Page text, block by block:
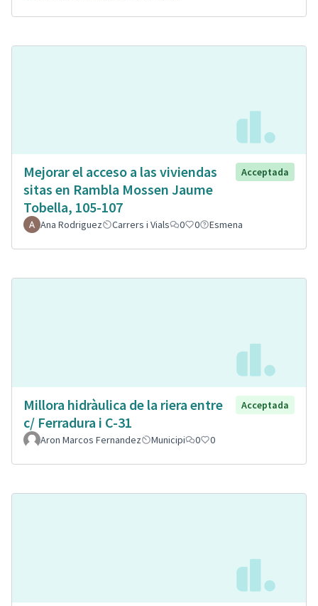
Mejorar el acceso a las viviendas
sitas en Rambla Mossen Jaume
Tobella, 105-107
Acceptada
Ana Rodriguez Carrers i Vials 0 0 Esmena
Millora hidràulica de la riera entre
c/ Ferradura i C-31
Acceptada
Aron Marcos Fernandez Municipi 0 0